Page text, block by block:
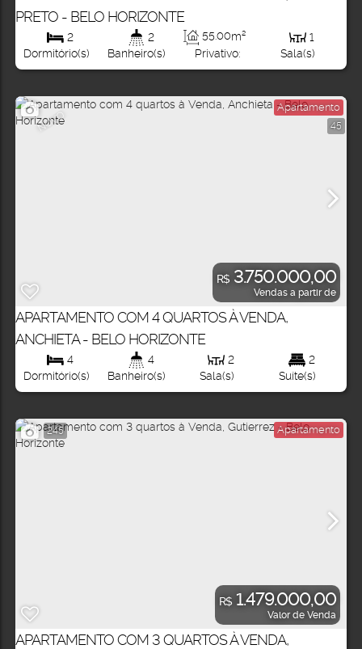
PRETO - BELO HORIZONTE
2
Dormitório(s)
2
Banheiro(s)
Privativo:
55.00m²
1
Sala(s)
NOVO 45
Apartamento
R$ 3.750.000,00
Vendas a partir de
APARTAMENTO COM 4 QUARTOS À VENDA,
ANCHIETA - BELO HORIZONTE
4
Dormitório(s)
4
Banheiro(s)
2
Sala(s)
2
Suíte(s)
245 Apartamento
R$ 1.479.000,00
Valor de Venda
APARTAMENTO COM 3 QUARTOS À VENDA,